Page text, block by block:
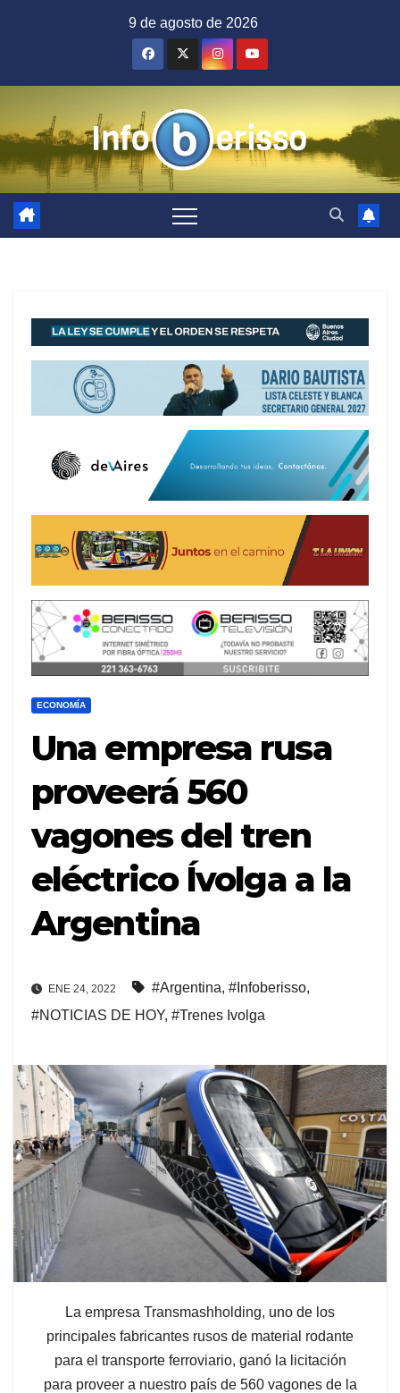
9 de agosto de 2026
ECONOMÍA
Una empresa rusa
proveerá 560
vagones del tren
eléctrico Ívolga a la
Argentina
ENE 24, 2022 #Argentina, #Infoberisso,
#NOTICIAS DE HOY, #Trenes Ivolga
La empresa Transmashholding, uno de los
principales fabricantes rusos de material rodante
para el transporte ferroviario, ganó la licitación
para proveer a nuestro país de 560 vagones de la